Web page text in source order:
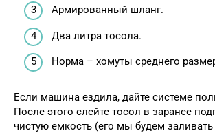
Армированный шланг.
Два литра тосола.
Норма – хомуты среднего
Если машина ездила, дайте системе
После этого слейте тосол в заранее
чистую емкость (его мы будем